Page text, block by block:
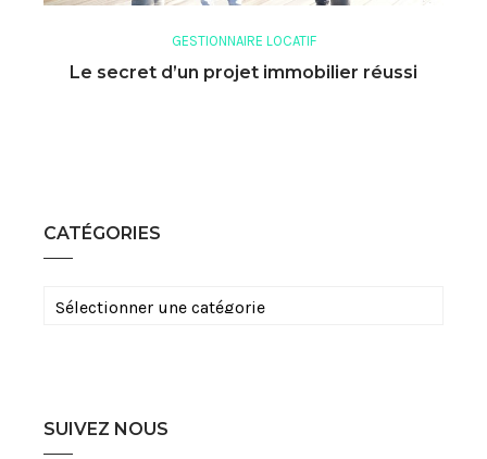
GESTIONNAIRE LOCATIF
Le secret d’un projet immobilier réussi
CATÉGORIES
Catégories
SUIVEZ NOUS